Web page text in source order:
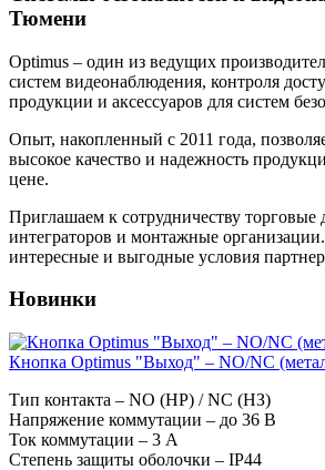
Тюмени
Optimus – один из ведущих
систем видеонаблюдения, контроля
продукции и аксессуаров для систем
Опыт, накопленный с 2011 года,
высокое качество и надежность
цене.
Приглашаем к сотрудничеству торговые
интеграторов и монтажные
интересные и выгодные условия
Новинки
Кнопка Optimus "Выход" – NO/NC
Тип контакта – NO (НР) / NC (НЗ)
Напряжение коммутации – до 36 В
Ток коммутации – 3 А
Степень защиты оболочки – IP44